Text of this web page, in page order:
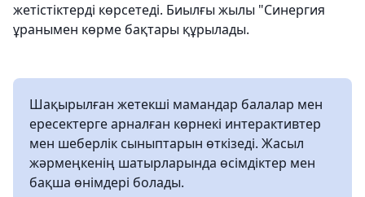
жетістіктерді көрсетеді. Биылғы жылы "Синергия
ұранымен көрме бақтары құрылады.
Шақырылған жетекші мамандар балалар мен
ересектерге арналған көрнекі интерактивтер
мен шеберлік сыныптарын өткізеді. Жасыл
жәрмеңкенің шатырларында өсімдіктер мен
бақша өнімдері болады.